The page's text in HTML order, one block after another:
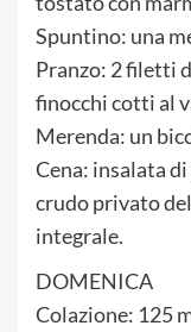
Spuntino: una
Pranzo: 2 filetti
finocchi cotti al
Merenda: un
Cena: insalata
crudo privato
integrale.
DOMENICA
Colazione: 125